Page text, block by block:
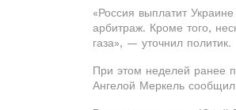
«Россия выплатит
арбитраж. Кроме того,
газа», — уточнил политик.
При этом неделей ранее
Ангелой Меркель